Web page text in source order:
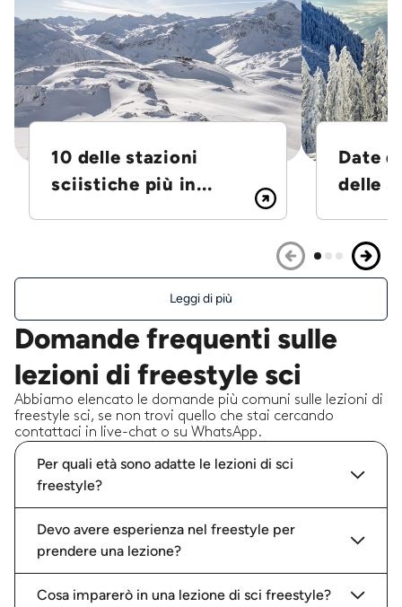
10 delle stazioni
sciistiche più in...
Date
delle
Leggi di più
Domande frequenti sulle
lezioni di freestyle sci
Abbiamo elencato le domande più comuni sulle lezioni di
freestyle sci, se non trovi quello che stai cercando
contattaci in live-chat o su WhatsApp.
Per quali età sono adatte le lezioni di sci
freestyle?
Devo avere esperienza nel freestyle per
prendere una lezione?
Cosa imparerò in una lezione di sci freestyle?